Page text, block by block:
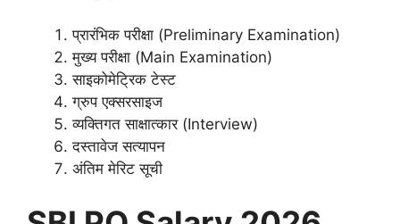
प्रारंभिक परीक्षा (Preliminary Examination)
मुख्य परीक्षा (Main Examination)
साइकोमेट्रिक टेस्ट
ग्रुप एक्सरसाइज
व्यक्तिगत साक्षात्कार (Interview)
दस्तावेज सत्यापन
अंतिम मेरिट सूची